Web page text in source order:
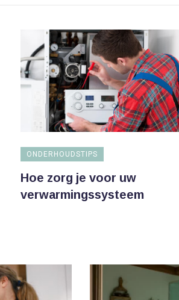
ONDERHOUDSTIPS
Hoe zorg je voor uw
verwarmingssysteem